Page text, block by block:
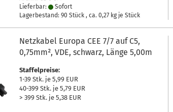
Lieferbar:
Sofort
Lagerbestand: 90 Stück , ca.0,27 kg je Stück
Netzkabel Europa CEE 7/7 auf C5,
0,75mm², VDE, schwarz, Länge 5,00m
Staffelpreise:
1-39 Stk. je 5,99 EUR
40-399 Stk. je 5,79 EUR
> 399 Stk. je 5,38 EUR